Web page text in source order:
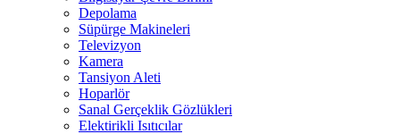
Depolama
Süpürge Makineleri
Televizyon
Kamera
Tansiyon Aleti
Hoparlör
Sanal Gerçeklik Gözlükleri
Elektirikli Isıtıcılar